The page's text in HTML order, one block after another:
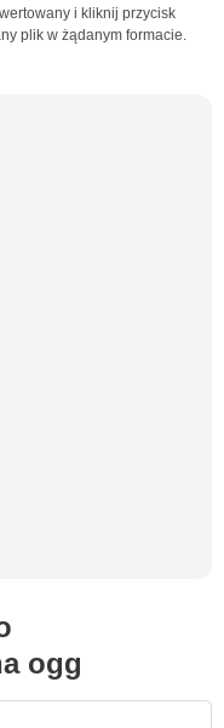
i kliknij przycisk
plik w żądanym formacie.
ogg